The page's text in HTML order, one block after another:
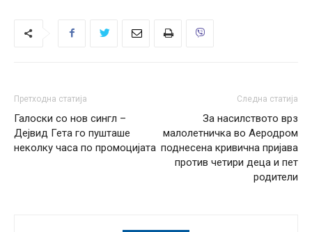
Претходна статија
Галоски со нов сингл –
Дејвид Гета го пушташе
неколку часа по промоцијата
Следна статија
За насилството врз
малолетничка во Аеродром
поднесена кривична пријава
против четири деца и пет
родители